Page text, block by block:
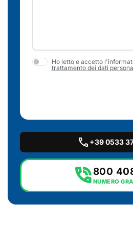
Ho letto e accetto
trattamento dei dati
call +39 0533
phone_in_talk800
NUMERO